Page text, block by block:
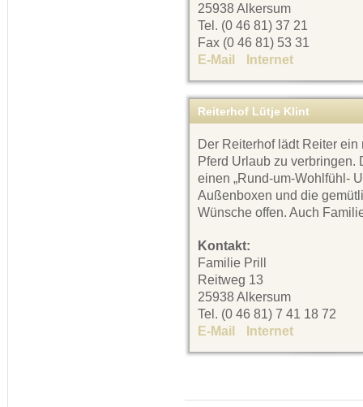
25938 Alkersum
Tel. (0 46 81) 37 21
Fax (0 46 81) 53 31
E-Mail
Internet
Reiterhof Lütje Klint
Der Reiterhof lädt Reiter ein
Pferd Urlaub zu verbringen.
einen „Rund-um-Wohlfühl-
Außenboxen und die
Wünsche offen. Auch
Kontakt:
Familie Prill
Reitweg 13
25938 Alkersum
Tel. (0 46 81) 7 41 18 72
E-Mail
Internet